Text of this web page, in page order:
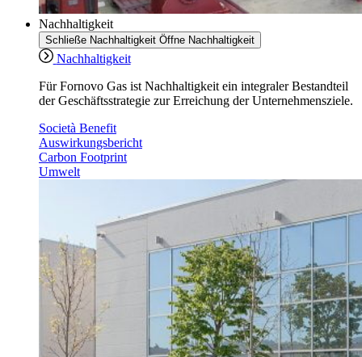
Nachhaltigkeit
Schließe Nachhaltigkeit Öffne Nachhaltigkeit
Nachhaltigkeit
Für Fornovo Gas ist Nachhaltigkeit ein integraler Bestandteil
der Geschäftsstrategie zur Erreichung der Unternehmensziele.
Società Benefit
Auswirkungsbericht
Carbon Footprint
Umwelt